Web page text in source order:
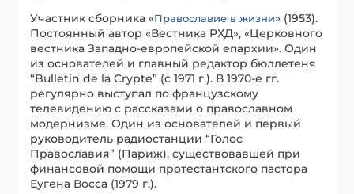
Участник сборника «Православие в жизни» (1953).
Постоянный автор «Вестника РХД», «Церковного
вестника Западно-европейской епархии». Один
из основателей и главный редактор бюллетеня
“Bulletin de la Crypte” (с 1971 г.). В 1970-е гг.
регулярно выступал по французскому
телевидению с рассказами о православном
модернизме. Один из основателей и первый
руководитель радиостанции “Голос
Православия” (Париж), существовавшей при
финансовой помощи протестантского пастора
Еугена Восса (1979 г.).